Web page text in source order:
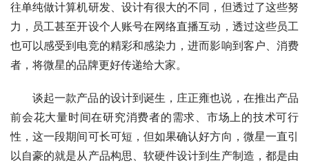
往单纯做计算机研发、设计有很大的不同，但透过了这些努
力，员工甚至开设个人账号在网络直播互动，透过这些员工
也可以感受到电竞的精彩和感染力，进而影响到客户、消费
者，将微星的品牌更好传递给大家。
谈起一款产品的设计到诞生，庄正雍也说，在推出产品
前会花大量时间在研究消费者的需求、市场上的技术可行
性，这一段期间可长可短，但如果确认好方向，微星一直引
以自豪的就是从产品构思、软硬件设计到生产制造，都是由